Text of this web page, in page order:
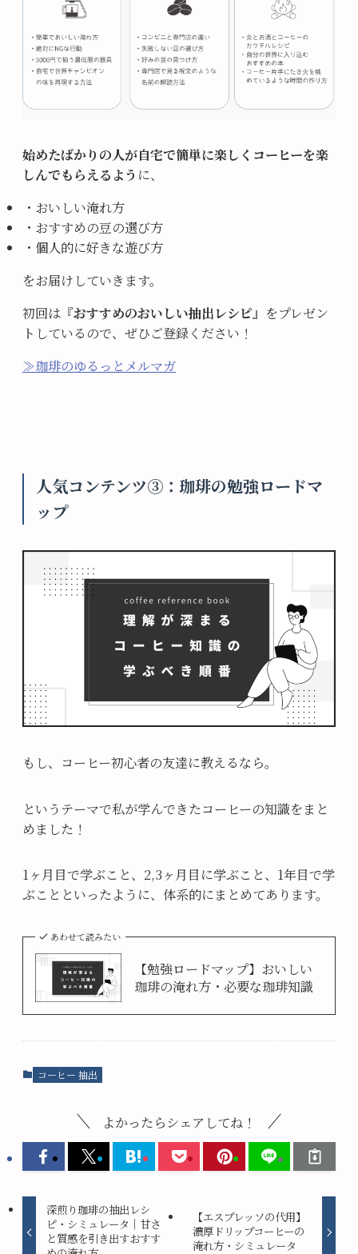
始めたばかりの人が自宅で簡単に楽しくコーヒーを楽
しんでもらえるよう に、
・おいしい淹れ方
・おすすめの豆の選び方
・個人的に好きな遊び方
をお届けしていきます。
初回は『おすすめのおいしい抽出レシピ』をプレゼン
トしているので、ぜひご登録ください！
≫珈琲のゆるっとメルマガ
人気コンテンツ③：珈琲の勉強ロードマ
ップ
もし、コーヒー初心者の友達に教えるなら。
というテーマで私が学んできたコーヒーの知識をまと
めました！
1ヶ月目で学ぶこと、2,3ヶ月目に学ぶこと、1年目で学
ぶことといったように、体系的にまとめてあります。
あわせて読みたい
【勉強ロードマップ】おいしい
珈琲の淹れ方・必要な珈琲知識
コーヒー 抽出
よかったらシェアしてね！
深煎り珈琲の抽出レシ
ピ・シミュレータ｜甘さ
と質感を引き出すおすす
【エスプレッソの代用】
濃厚ドリップコーヒーの
淹れ方・シミュレータ